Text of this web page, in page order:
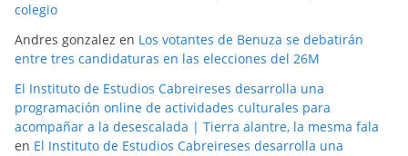
colegio
Andres gonzalez en Los votantes de Benuza se debatirán
entre tres candidaturas en las elecciones del 26M
El Instituto de Estudios Cabreireses desarrolla una
programación online de actividades culturales para
acompañar a la desescalada | Tierra alantre, la mesma fala
en El Instituto de Estudios Cabreireses desarrolla una